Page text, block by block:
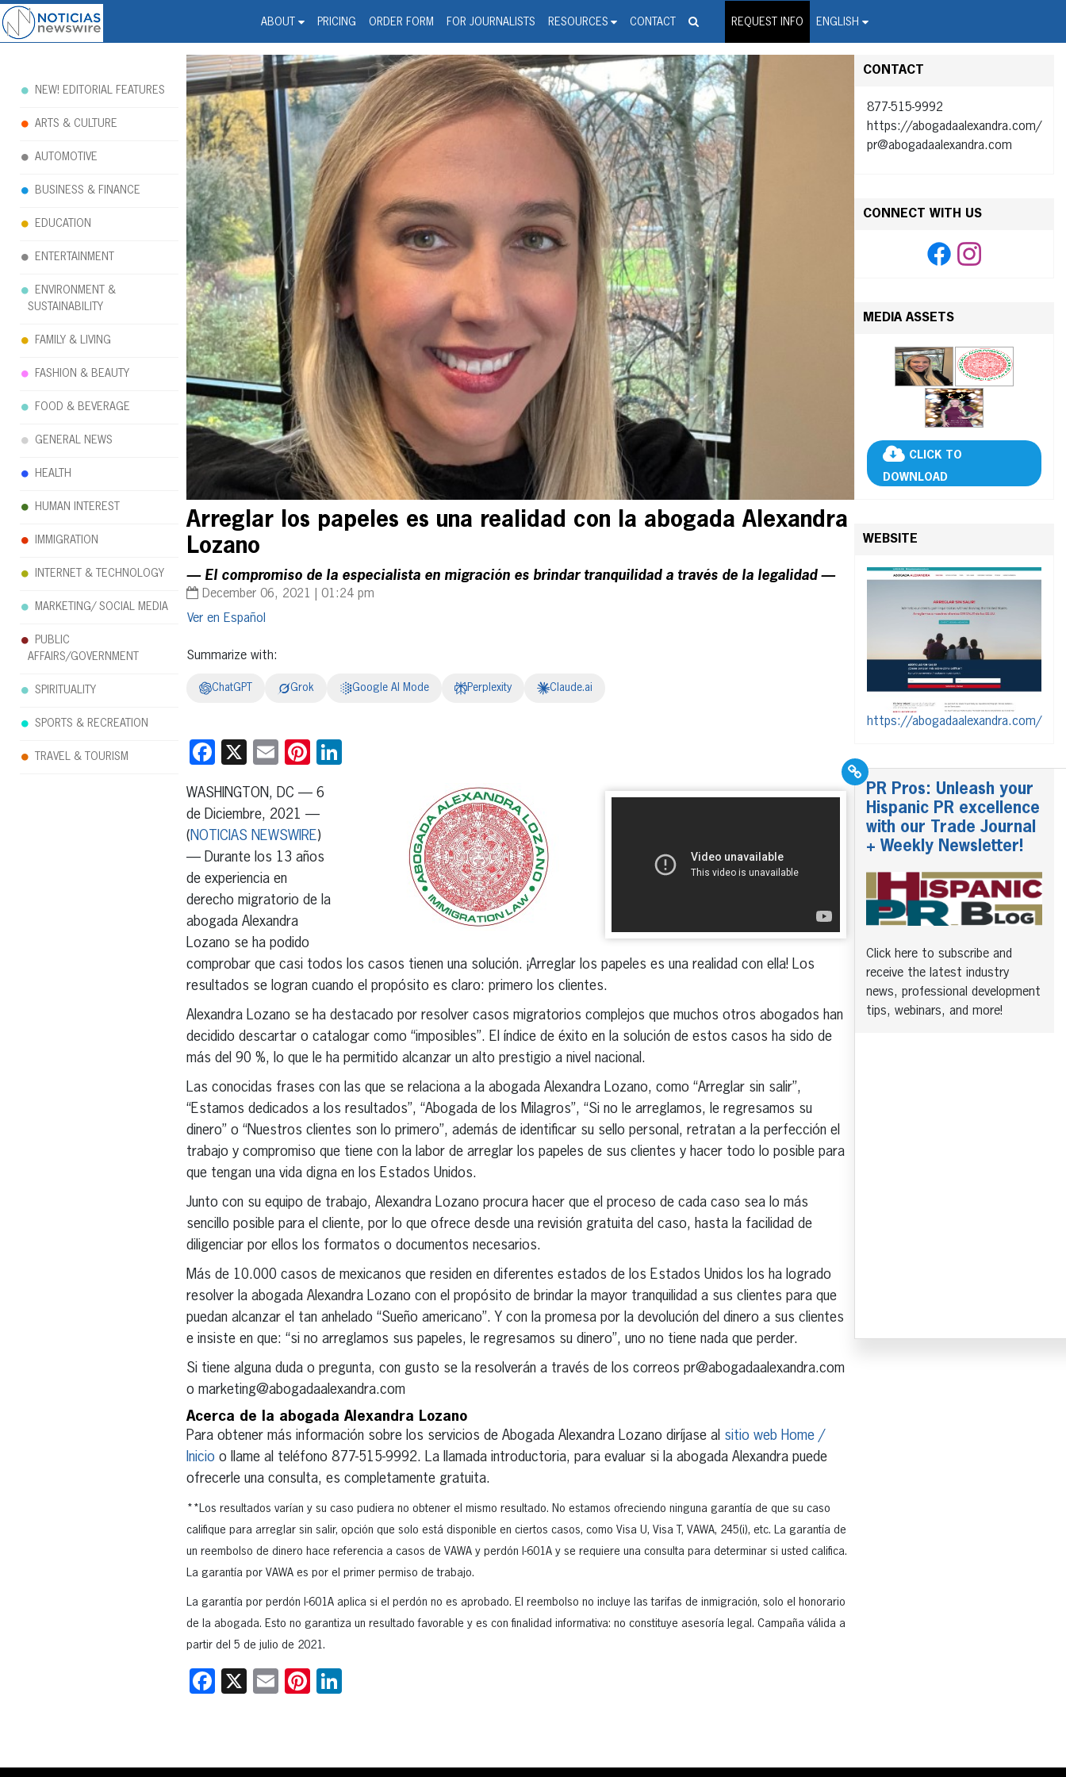
ABOUT PRICING ORDER FORM FOR JOURNALISTS RESOURCES CONTACT REQUEST INFO ENGLISH
Noticias Newswire - Hispanic Press Release Distribution Wire Service
Arreglar los papeles es una realidad con la abogada Alexandra
Lozano
— El compromiso de la especialista en migración es brindar tranquilidad a través de la legalidad —
December 06, 2021 | 01:24 pm
Español
Summarize with:
ChatGPT Grok Google AI Mode Perplexity Claude.ai
Facebook
X EmailPinterest
WASHINGTON, DC — 6
de Diciembre, 2021 —
(NOTICIAS NEWSWIRE)
— Durante los 13 años
de experiencia en
derecho migratorio de la
abogada Alexandra
Lozano se ha podido
comprobar que casi todos los casos tienen una solución. ¡Arreglar los papeles es una realidad con ella! Los
resultados se logran cuando el propósito es claro: primero los clientes.
Alexandra Lozano se ha destacado por resolver casos migratorios complejos que muchos otros abogados han
decidido descartar o catalogar como “imposibles”. El índice de éxito en la solución de estos casos ha sido de
más del 90 %, lo que le ha permitido alcanzar un alto prestigio a nivel nacional.
Las conocidas frases con las que se relaciona a la abogada Alexandra Lozano, como “Arreglar sin salir”,
“Estamos dedicados a los resultados”, “Abogada de los Milagros”, “Si no le arreglamos, le regresamos su
dinero” o “Nuestros clientes son lo primero”, además de identificar su sello personal, retratan a la perfección el
trabajo y compromiso que tiene con la labor de arreglar los papeles de sus clientes y hacer todo lo posible para
que tengan una vida digna en los Estados Unidos.
Junto con su equipo de trabajo, Alexandra Lozano procura hacer que el proceso de cada caso sea lo más
sencillo posible para el cliente, por lo que ofrece desde una revisión gratuita del caso, hasta la facilidad de
diligenciar por ellos los formatos o documentos necesarios.
Más de 10.000 casos de mexicanos que residen en diferentes estados de los Estados Unidos los ha logrado
resolver la abogada Alexandra Lozano con el propósito de brindar la mayor tranquilidad a sus clientes para que
puedan alcanzar el tan anhelado “Sueño americano”. Y con la promesa por la devolución del dinero a sus clientes
e insiste en que: “si no arreglamos sus papeles, le regresamos su dinero”, uno no tiene nada que perder.
Si tiene alguna duda o pregunta, con gusto se la resolverán a través de los correos pr@abogadaalexandra.com
o marketing@abogadaalexandra.com
Acerca de la abogada Alexandra Lozano
Para obtener más información sobre los servicios de Abogada Alexandra Lozano diríjase al sitio web Home /
Inicio o llame al teléfono 877-515-9992. La llamada introductoria, para evaluar si la abogada Alexandra puede
ofrecerle una consulta, es completamente gratuita.
**Los resultados varían y su caso pudiera no obtener el mismo resultado. No estamos ofreciendo ninguna garantía de que su caso
califique para arreglar sin salir, opción que solo está disponible en ciertos casos, como Visa U, Visa T, VAWA, 245(i), etc. La garantía de
un reembolso de dinero hace referencia a casos de VAWA y perdón I-601A y se requiere una consulta para determinar si usted califica.
La garantía por VAWA es por el primer permiso de trabajo.
La garantía por perdón I-601A aplica si el perdón no es aprobado. El reembolso no incluye las tarifas de inmigración, solo el honorario
de la abogada. Esto no garantiza un resultado favorable y es con finalidad informativa: no constituye asesoría legal. Campaña válida a
partir del 5 de julio de 2021.
Facebook
X EmailPinterest
CONTACT
877-515-9992
https://abogadaalexandra.com/
pr@abogadaalexandra.com
CONNECT WITH US
MEDIA ASSETS
CLICK TO
DOWNLOAD
WEBSITE
https://abogadaalexandra.com/
PR Pros: Unleash your
Hispanic PR excellence
with our Trade Journal
+ Weekly Newsletter!
Click here to subscribe and
receive the latest industry
news, professional development
tips, webinars, and more!
NEW! EDITORIAL FEATURES
ARTS & CULTURE
AUTOMOTIVE
BUSINESS & FINANCE
EDUCATION
ENTERTAINMENT
ENVIRONMENT &
SUSTAINABILITY
FAMILY & LIVING
FASHION & BEAUTY
FOOD & BEVERAGE
GENERAL NEWS
HEALTH
HUMAN INTEREST
IMMIGRATION
INTERNET & TECHNOLOGY
MARKETING/ SOCIAL MEDIA
PUBLIC
AFFAIRS/GOVERNMENT
SPIRITUALITY
SPORTS & RECREATION
TRAVEL & TOURISM